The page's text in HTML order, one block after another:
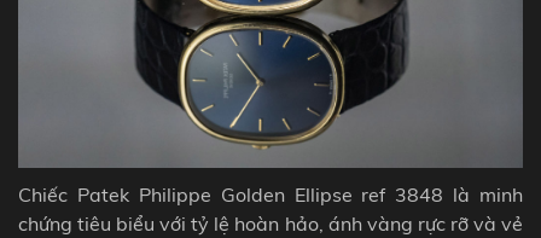
Chiếc Patek Philippe Golden Ellipse ref 3848 là minh
chứng tiêu biểu với tỷ lệ hoàn hảo, ánh vàng rực rỡ và vẻ